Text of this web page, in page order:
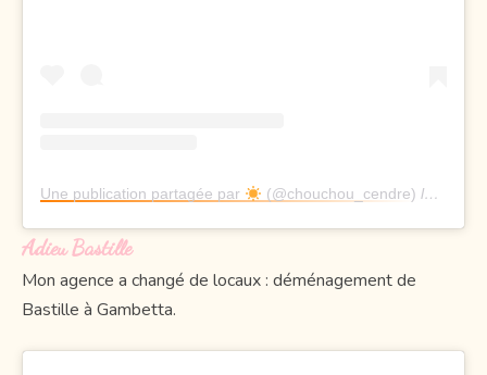
Une publication partagée par (@chouchou_cendre) le
Adieu Bastille
Mon agence a changé de locaux : déménagement de
Bastille à Gambetta.